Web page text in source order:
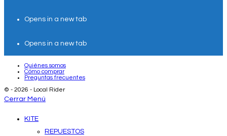
Opens in a new tab
Opens in a new tab
Quiénes somos
Cómo comprar
Preguntas frecuentes
© - 2026 - Local Rider
Cerrar Menú
KITE
REPUESTOS